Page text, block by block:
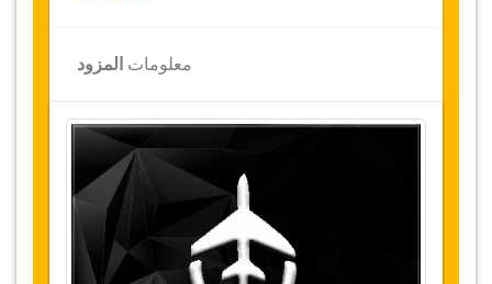
على النقل في جميع أنحاء تركيا ولمدة 12 شهرا،
للحصول على الخصم الخاص بك على النقل، انقر على
زر "الذهاب إلى تفاصيل الخصم" الموجود أعلاه.
التغييرات على الحجوزات قد تكون ممكنة إذا تم
الإشعار في الوقت المناسب. يرجى الاتصال بنا
للحصول على مزيد من المعلومات.
معلومات المزود